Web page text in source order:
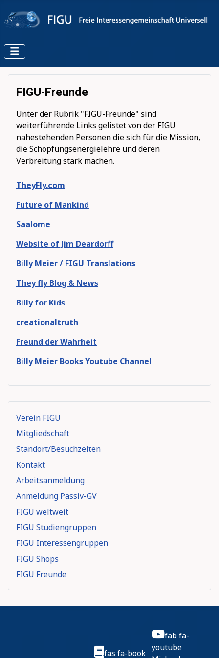
FIGU-Freunde
Unter der Rubrik "FIGU-Freunde" sind
weiterführende Links gelistet von der FIGU
nahestehenden Personen die sich für die Mission,
die Schöpfungsenergielehre und deren
Verbreitung stark machen.
TheyFly.com
Future of Mankind
Saalome
Website of Jim Deardorff
Billy Meier / FIGU Translations
They fly Blog & News
Billy for Kids
creationaltruth
Freund der Wahrheit
Billy Meier Books Youtube Channel
Verein FIGU
Mitgliedschaft
Standort/Besuchzeiten
Kontakt
Arbeitsanmeldung
Anmeldung Passiv-GV
FIGU weltweit
FIGU Studiengruppen
FIGU Interessengruppen
FIGU Shops
FIGU Freunde
fas fa-book
fab fa-
youtube